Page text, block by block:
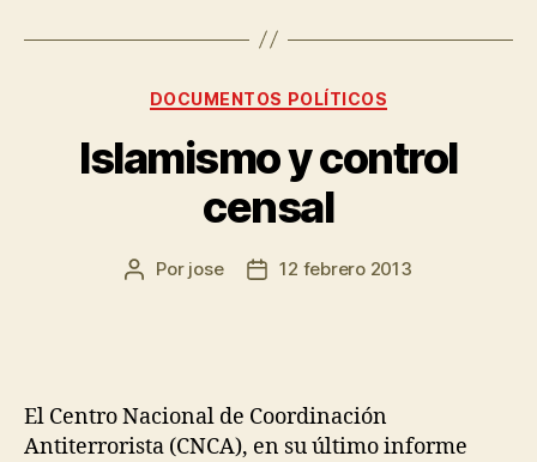
DOCUMENTOS POLÍTICOS
Islamismo y control
censal
Por jose 12 febrero 2013
El Centro Nacional de Coordinación
Antiterrorista (CNCA), en su último informe